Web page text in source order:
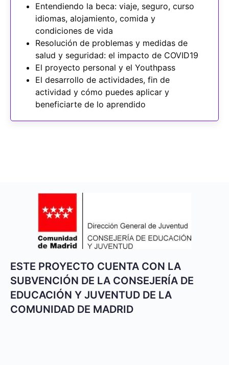
Entendiendo la beca: viaje, seguro, curso
idiomas, alojamiento, comida y
condiciones de vida
Resolución de problemas y medidas de
salud y seguridad: el impacto de COVID19
El proyecto personal y el Youthpass
El desarrollo de actividades, fin de
actividad y cómo puedes aplicar y
beneficiarte de lo aprendido
ESTE PROYECTO CUENTA CON LA
SUBVENCIÓN DE LA CONSEJERÍA DE
EDUCACIÓN Y JUVENTUD DE LA
COMUNIDAD DE MADRID